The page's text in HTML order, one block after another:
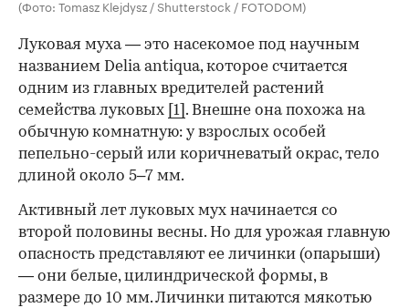
(Фото: Tomasz Klejdysz / Shutterstock / FOTODOM)
00:00
Луковая муха — это насекомое под научным
названием Delia antiqua, которое считается
одним из главных вредителей растений
семейства луковых [1] . Внешне она похожа на
обычную комнатную: у взрослых особей
пепельно-серый или коричневатый окрас, тело
длиной около 5–7 мм.
Активный лет луковых мух начинается со
второй половины весны. Но для урожая главную
опасность представляют ее личинки (опарыши)
— они белые, цилиндрической формы, в
размере до 10 мм. Личинки питаются мякотью